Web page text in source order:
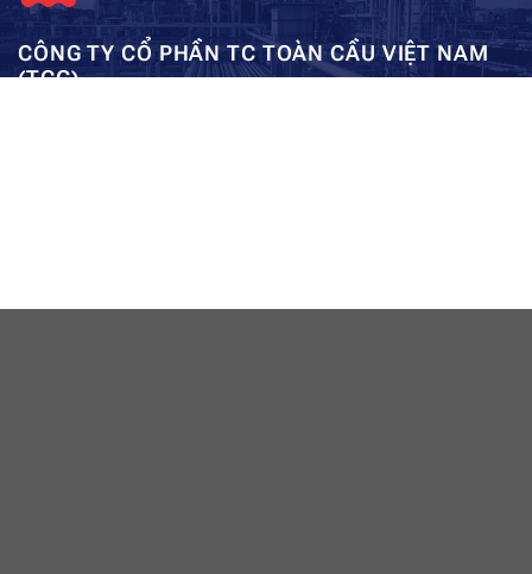
CÔNG TY CỔ PHẦN TC TOÀN CẦU VIỆT NAM
(TCG)